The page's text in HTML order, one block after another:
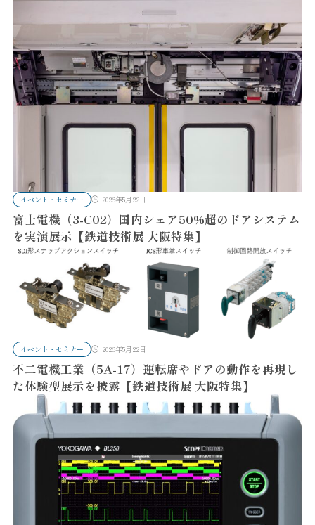
イベント・セミナー 2026年5月22日
富士電機（3-C02）国内シェア50%超のドアシステム
を実演展示【鉄道技術展 大阪特集】
イベント・セミナー 2026年5月22日
不二電機工業（5A-17）運転席やドアの動作を再現し
た体験型展示を披露【鉄道技術展 大阪特集】